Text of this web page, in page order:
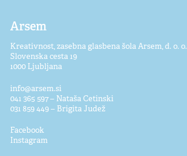
Arsem
Kreativnost, zasebna glasbena šola Arsem, d. o. o.
Slovenska cesta 19
1000 Ljubljana
info@arsem.si
041 365 597 – Nataša Cetinski
031 859 449 – Brigita Judež
Facebook
Instagram